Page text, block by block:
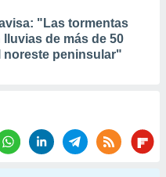
"Las tormentas
de más de 50
noreste peninsular"